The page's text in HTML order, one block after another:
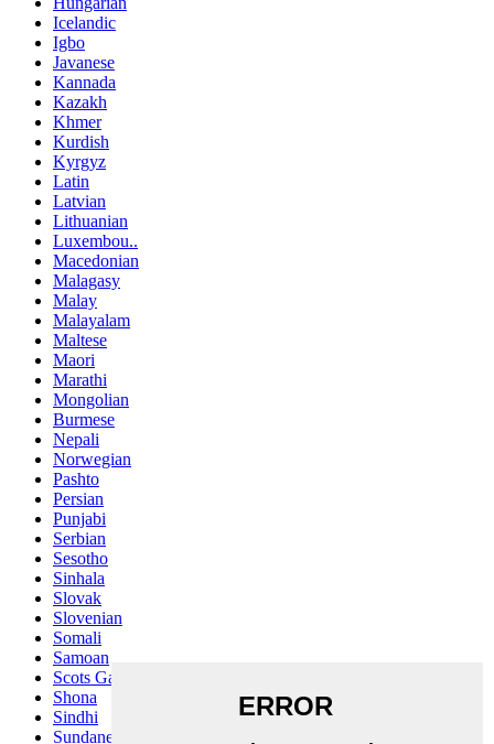
Icelandic
Igbo
Javanese
Kannada
Kazakh
Khmer
Kurdish
Kyrgyz
Latin
Latvian
Lithuanian
Luxembou..
Macedonian
Malagasy
Malay
Malayalam
Maltese
Maori
Marathi
Mongolian
Burmese
Nepali
Norwegian
Pashto
Persian
Punjabi
Serbian
Sesotho
Sinhala
Slovak
Slovenian
Somali
Samoan
Scots Gaelic
Shona
Sindhi
Sundanese